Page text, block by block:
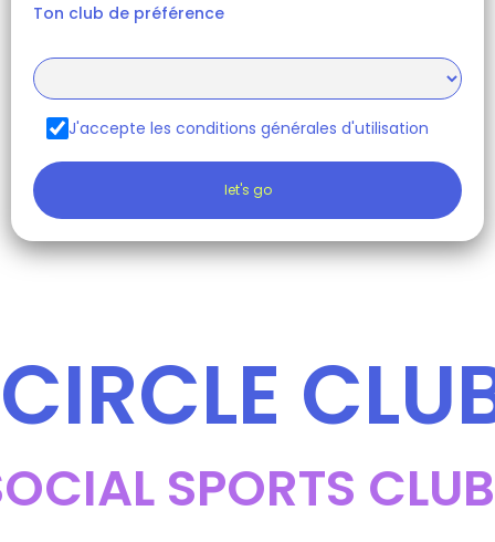
Ton club de préférence
J'accepte les conditions générales d'utilisation
CIRCLE
SPORTS CLUB